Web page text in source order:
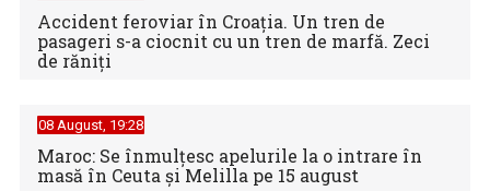
Accident feroviar în Croația. Un tren de
pasageri s-a ciocnit cu un tren de marfă. Zeci
de răniți
08 August, 19:28
Maroc: Se înmulţesc apelurile la o intrare în
masă în Ceuta şi Melilla pe 15 august